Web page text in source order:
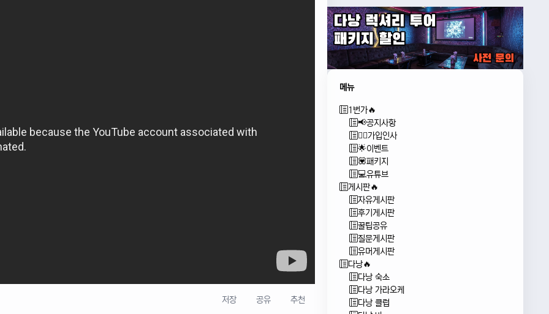
저장 공유 추천
메뉴
1번가🔥
📢공지사항
🙇‍♂️가입인사
🌟이벤트
💟패키지
💻유튜브
게시판🔥
자유게시판
후기게시판
꿀팁공유
질문게시판
유머게시판
다낭🔥
다낭 숙소
다낭 가라오케
다낭 클럽